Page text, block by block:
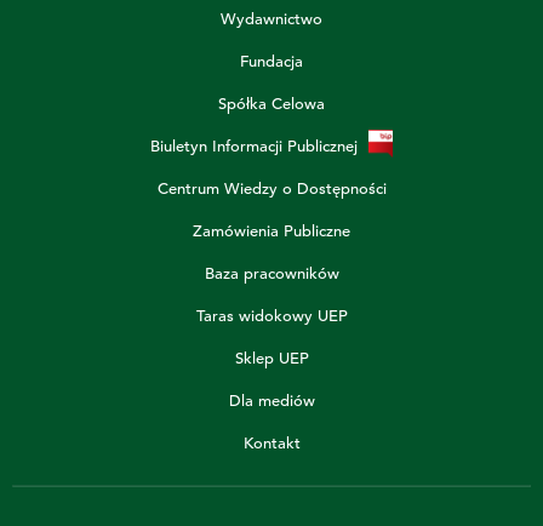
Wydawnictwo
Fundacja
Spółka Celowa
Biuletyn Informacji Publicznej
Centrum Wiedzy o Dostępności
Zamówienia Publiczne
Baza pracowników
Taras widokowy UEP
Sklep UEP
Dla mediów
Kontakt